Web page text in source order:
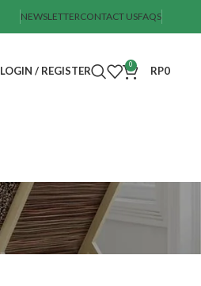
NEWSLETTERCONTACT USFAQS
LOGIN / REGISTER 0 RP0